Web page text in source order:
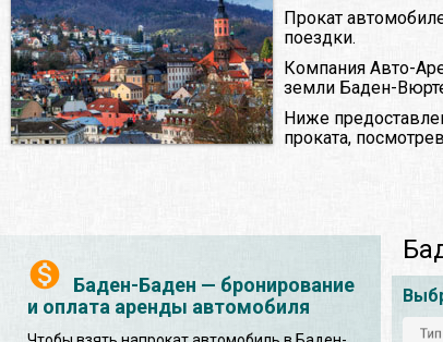
Прокат
поездки.
Компания Авто-
земли Баден-
Ниже
проката,
Баден-Баден — бронирование
и оплата аренды автомобиля